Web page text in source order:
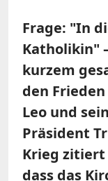
Frage: "In
Katholikin"
kurzem
den
Leo und
Präsident
Krieg zitiert
dass das